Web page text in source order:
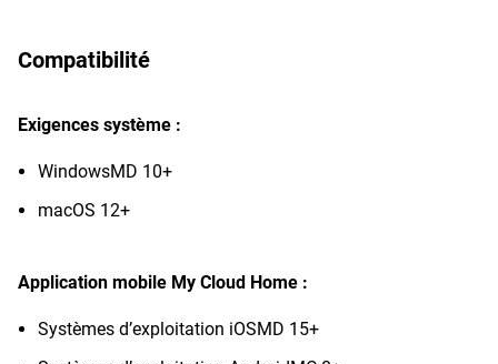
Compatibilité
Exigences système :
WindowsMD 10+
macOS 12+
Application mobile My Cloud Home :
Systèmes d’exploitation iOSMD 15+